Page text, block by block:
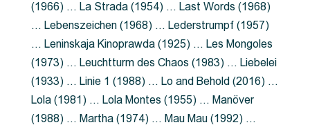
(1966) … La Strada (1954) … Last Words (1968)
… Lebenszeichen (1968) … Lederstrumpf (1957)
… Leninskaja Kinoprawda (1925) … Les Mongoles
(1973) … Leuchtturm des Chaos (1983) … Liebelei
(1933) … Linie 1 (1988) … Lo and Behold (2016) …
Lola (1981) … Lola Montes (1955) … Manöver
(1988) … Martha (1974) … Mau Mau (1992) …